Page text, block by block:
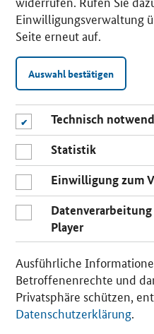
Einwilligungsverwaltung
Seite erneut auf.
Auswahl bestätigen
Technisch
Statistik
Einwilligung zum
Player
Ausführliche
Betroffenenrechte und
Privatsphäre schützen,
Datenschutzerklärung.